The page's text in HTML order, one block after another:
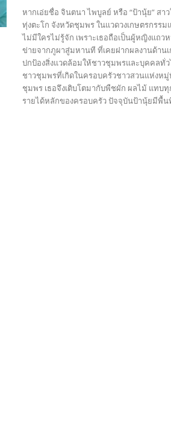
หากเอ่ยชื่อ จินตนา ไพบูลย์ หรือ “ป้านุ้ย” ส
ทุ่งตะโก จังหวัดชุมพร ในแวดวงเกษตรกรร
ไม่มีใครไม่รู้จัก เพราะเธอถือเป็นผู้หญิงแถ
ข่ายจากภูผาสู่มหานที ที่เคยฝากผลงานด้าน
ปกป้องสิ่งแวดล้อมให้ชาวชุมพรและบุคคลทั่
ชาวชุมพรที่เกิดในครอบครัวชาวสวนแห่งห
ชุมพร เธอจึงเติบโตมากับพืชผัก ผลไม้ แท
รายได้หลักของครอบครัว ปัจจุบันป้านุ้ยมีพื้น